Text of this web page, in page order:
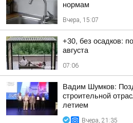
нормам
Вчера, 15:07
+30, без осадков:
августа
07:06
Вадим Шумков:
строительной
летием
Вчера, 21:35